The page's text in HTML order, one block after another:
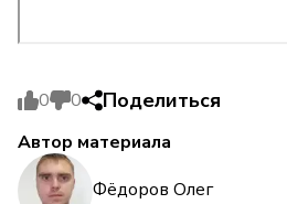
0 0 Поделиться
Автор материала
Фёдоров Олег